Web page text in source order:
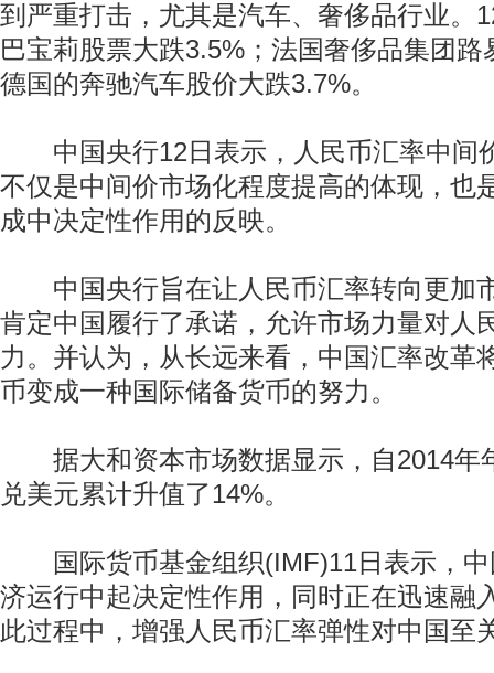
到严重打击，尤其是汽车、奢侈品行业。
巴宝莉股票大跌3.5%；法国奢侈品集团路
德国的奔驰汽车股价大跌3.7%。
中国央行12日表示，人民币汇率中间
不仅是中间价市场化程度提高的体现，也
成中决定性作用的反映。
中国央行旨在让人民币汇率转向更加
肯定中国履行了承诺，允许市场力量对人
力。并认为，从长远来看，中国汇率改革
币变成一种国际储备货币的努力。
据大和资本市场数据显示，自2014年
兑美元累计升值了14%。
国际货币基金组织(IMF)11日表示，中
济运行中起决定性作用，同时正在迅速融
此过程中，增强人民币汇率弹性对中国至